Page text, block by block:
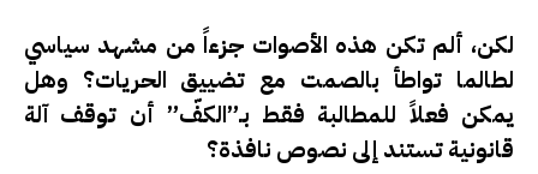
لكن، ألم تكن هذه الأصوات جزءاً من مشهد سياسي
لطالما تواطأ بالصمت مع تضييق الحريات؟ وهل
يمكن فعلاً للمطالبة فقط بـ”الكفّ” أن توقف آلة
قانونية تستند إلى نصوص نافذة؟